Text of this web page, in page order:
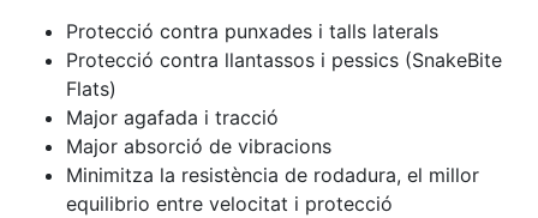
Protecció contra punxades i talls laterals
Protecció contra llantassos i pessics (SnakeBite
Flats)
Major agafada i tracció
Major absorció de vibracions
Minimitza la resistència de rodadura, el millor
equilibrio entre velocitat i protecció